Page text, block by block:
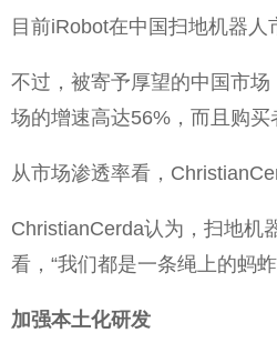
目前iRobot在中国扫地机器
不过，被寄予厚望的中国市
场的增速高达56%，而且购买
从市场渗透率看，
ChristianCerda认为，扫地机
看，“我们都是一条绳上的蚂蚱
加强本土化研发